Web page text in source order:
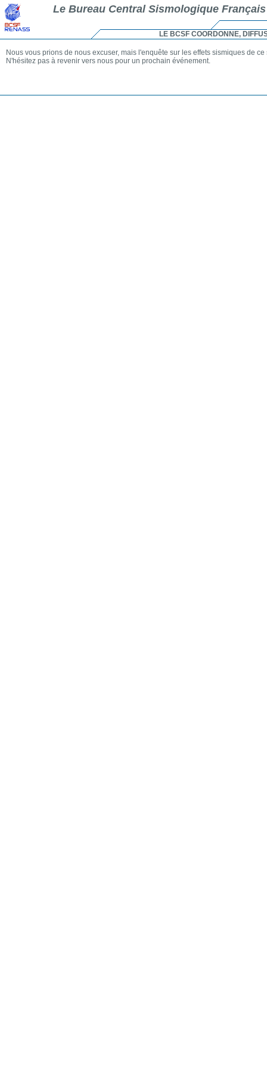
Nous vous prions de nous excuser, mais l'enquête sur les effets sismiques de
N'hésitez pas à revenir vers nous pour un prochain événement.
Le Bureau Central Sismologique Français
LE BCSF COORDONNE,